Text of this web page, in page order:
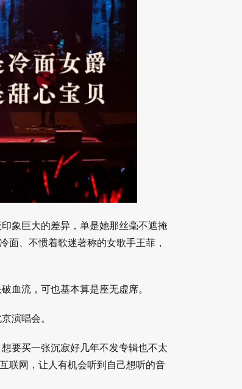
象巨大的差异，单是她那丝毫不遮掩
、不惯着歌迷著称的女歌手王菲，
血流，可也基本算是座无虚席。
演唱会。
要买一张沉寂好几年不发专辑也不太
联网，让人有机会听到自己想听的音